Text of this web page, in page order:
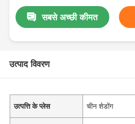
सबसे अच्छी कीमत
उत्पाद विवरण
उत्पत्ति के प्लेस चीन शेडोंग